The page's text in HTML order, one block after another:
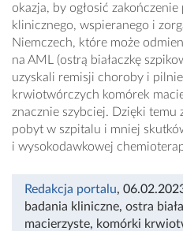
okazja, by ogłosić
klinicznego, wspieranego i
Niemczech, które może
na AML (ostrą białaczkę
uzyskali remisji choroby i
krwiotwórczych komórek
znacznie szybciej. Dzięki temu
pobyt w szpitalu i mniej
i wysokodawkowej
Redakcja portalu,
badania kliniczne, ostra
macierzyste, komórki